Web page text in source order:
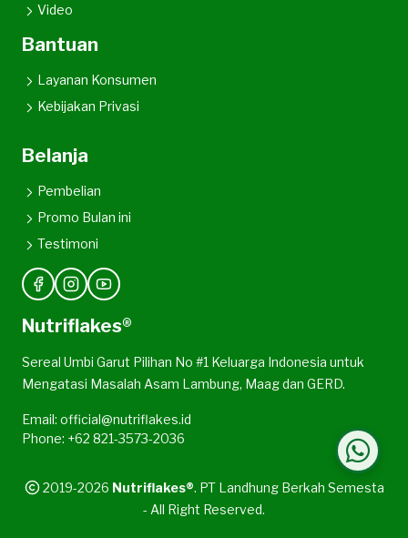
Video
Bantuan
Layanan Konsumen
Kebijakan Privasi
Belanja
Pembelian
Promo Bulan ini
Testimoni
Nutriflakes®
Sereal Umbi Garut Pilihan No #1 Keluarga Indonesia untuk
Mengatasi Masalah Asam Lambung, Maag dan GERD.
Email: official@nutriflakes.id
Phone: +62 821-3573-2036
2019-2026 Nutriflakes®. PT Landhung Berkah Semesta
- All Right Reserved.